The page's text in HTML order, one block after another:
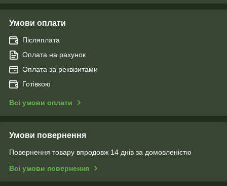
Умови оплати
Післяплата
Оплата на рахунок
Оплата за реквізитами
Готівкою
Всі умови оплати
Умови повернення
Повернення товару впродовж 14 днів за домовленістю
Всі умови повернення